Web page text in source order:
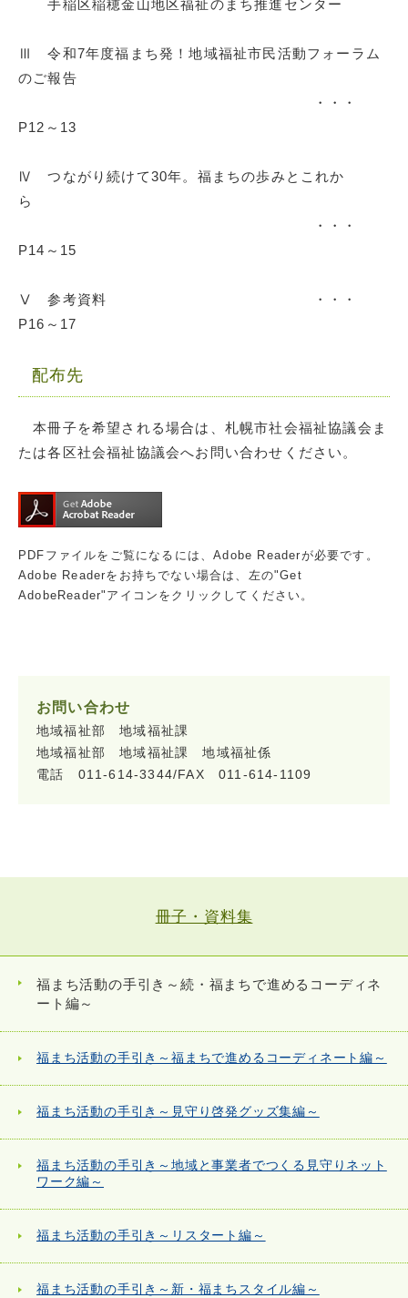
手稲区稲穂金山地区福祉のまち推進センター
Ⅲ 令和7年度福まち発！地域福祉市民活動フォーラム
のご報告
・・・
P12～13
Ⅳ つながり続けて30年。福まちの歩みとこれか
ら
・・・
P14～15
Ⅴ 参考資料 ・・・
P16～17
配布先
本冊子を希望される場合は、札幌市社会福祉協議会ま
たは各区社会福祉協議会へお問い合わせください。
PDFファイルをご覧になるには、Adobe Readerが必要です。
Adobe Readerをお持ちでない場合は、左の"Get
AdobeReader"アイコンをクリックしてください。
お問い合わせ
地域福祉部 地域福祉課
地域福祉部 地域福祉課 地域福祉係
電話 011-614-3344/FAX 011-614-1109
冊子・資料集
福まち活動の手引き～続・福まちで進めるコーディネ
ート編～
福まち活動の手引き～福まちで進めるコーディネート編～
福まち活動の手引き～見守り啓発グッズ集編～
福まち活動の手引き～地域と事業者でつくる見守りネット
ワーク編～
福まち活動の手引き～リスタート編～
福まち活動の手引き～新・福まちスタイル編～